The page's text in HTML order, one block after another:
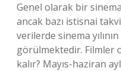
Genel olarak bir
ancak bazı istisnai
verilerde sinema
görülmektedir. Filmler
kalır? Mayıs-haziran